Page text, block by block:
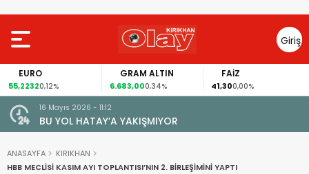
Giriş
Yap
EURO
55,22320,12%
GRAM ALTIN
6.683,000,34%
FAİZ
41,300,00%
Amik
16 Mayıs 2026 - 11:12
BU YOL HATAY’A YAKIŞMIYOR
ANASAYFA
KIRIKHAN
HBB MECLİSİ KASIM AYI TOPLANTISI’NIN 2. BİRLEŞİMİNİ YAPTI